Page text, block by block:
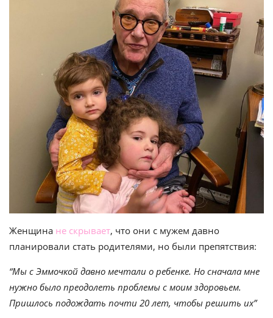
Женщина не скрывает, что они с мужем давно
планировали стать родителями, но были препятствия:
“Мы с Эммочкой давно мечтали о ребенке. Но сначала мне
нужно было преодолеть проблемы с моим здоровьем.
Пришлось подождать почти 20 лет, чтобы решить их”